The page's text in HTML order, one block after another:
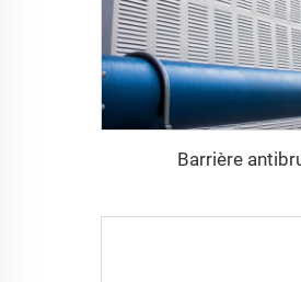
Barrière